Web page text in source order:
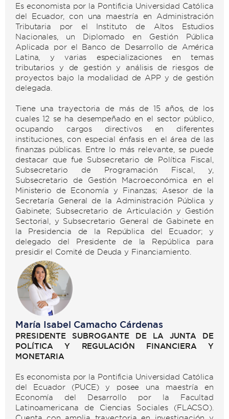
Es economista por la Pontificia Universidad Católica
del Ecuador, con una maestría en Administración
Tributaria por el Instituto de Altos Estudios
Nacionales, un Diplomado en Gestión Pública
Aplicada por el Banco de Desarrollo de América
Latina, y varias especializaciones en temas
tributarios y de gestión y análisis de riesgos de
proyectos bajo la modalidad de APP y de gestión
delegada.
Tiene una trayectoria de más de 15 años, de los
cuales 12 se ha desempeñado en el sector público,
ocupando cargos directivos en diferentes
instituciones, con especial énfasis en el área de las
finanzas públicas. Entre lo más relevante, se puede
destacar que fue Subsecretario de Política Fiscal,
Subsecretario de Programación Fiscal, y,
Subsecretario de Gestión Macroeconómica en el
Ministerio de Economía y Finanzas; Asesor de la
Secretaría General de la Administración Pública y
Gabinete; Subsecretario de Articulación y Gestión
Sectorial, y Subsecretario General de Gabinete en
la Presidencia de la República del Ecuador; y
delegado del Presidente de la República para
presidir el Comité de Deuda y Financiamiento.
María Isabel Camacho Cárdenas
PRESIDENTE SUBROGANTE DE LA JUNTA DE
POLÍTICA Y REGULACIÓN FINANCIERA Y
MONETARIA
Es economista por la Pontificia Universidad Católica
del Ecuador (PUCE) y posee una maestría en
Economía del Desarrollo por la Facultad
Latinoamericana de Ciencias Sociales (FLACSO).